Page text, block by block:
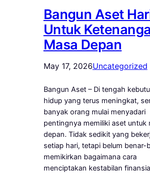
Bangun Aset
Untuk
Masa Depan
May 17, 2026Uncategorized
Bangun Aset – Di tengah
hidup yang terus meningkat,
banyak orang mulai menyadari
pentingnya memiliki aset untuk
depan. Tidak sedikit yang
setiap hari, tetapi belum benar-
memikirkan bagaimana cara
menciptakan kestabilan